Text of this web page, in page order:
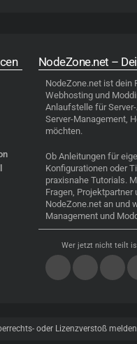
NodeZone.net –
NodeZone.netist dein
Webhosting und
Anlaufstelle für
Server-Management,
möchten.
Ob Anleitungen für
Konfigurationen oder
praxisnahe Tutorials.
Fragen,
NodeZone.net an und
Management und
Wer jetzt nicht teilt
oder Lizenzverstoß melden